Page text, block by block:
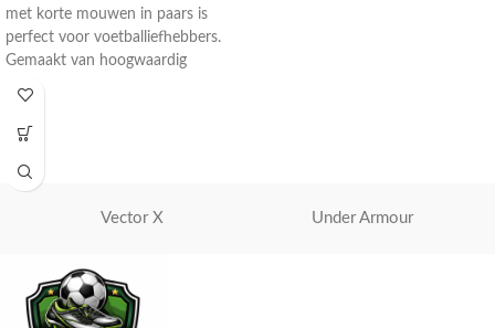
met korte mouwen in paars is
perfect voor voetballiefhebbers.
Gemaakt van hoogwaardig
en naast het veld.
Vector X Under Armour